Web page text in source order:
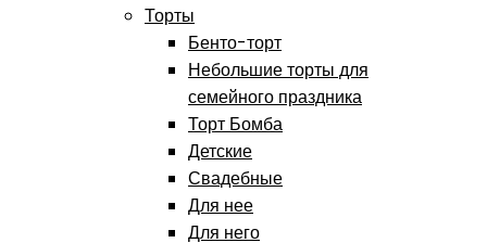
Торты
Бенто-торт
Небольшие торты для
семейного праздника
Торт Бомба
Детские
Свадебные
Для нее
Для него